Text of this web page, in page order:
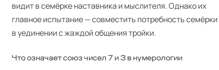
видит в семёрке наставника и мыслителя. Однако их
главное испытание — совместить потребность семёрки
в уединении с жаждой общения тройки.
Что означает союз чисел 7 и 3 в нумерологии